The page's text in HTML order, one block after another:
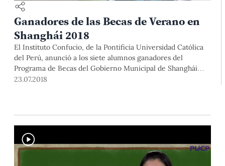
Ganadores de las Becas de Verano en
Shanghái 2018
El Instituto Confucio, de la Pontificia Universidad Católica
del Perú, anunció a los siete alumnos ganadores del
Programa de Becas del Gobierno Municipal de Shanghái
2018.
23.07.2018